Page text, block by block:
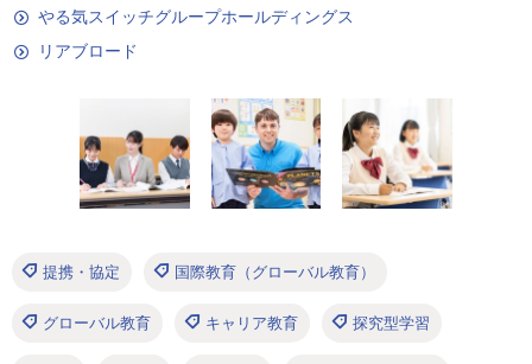
やる気スイッチグループホールディングス
リアブロード
提携・協定 国際教育（グローバル教育）
グローバル教育 キャリア教育 探究型学習